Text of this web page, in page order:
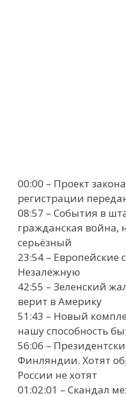
00:00 – Проект
регистрации
08:57 – События в
гражданская война,
серьёзный
23:54 – Европейские
Незалежную
42:55 – Зеленский
верит в Америку
51:43 – Новый
нашу способность
56:06 –
Финляндии. Хотят
России не хотят
01:02:01 – Скандал